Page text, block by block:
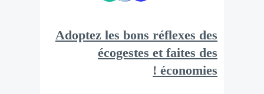
Adoptez les bons réflexes des
écogestes et faites des
économies !